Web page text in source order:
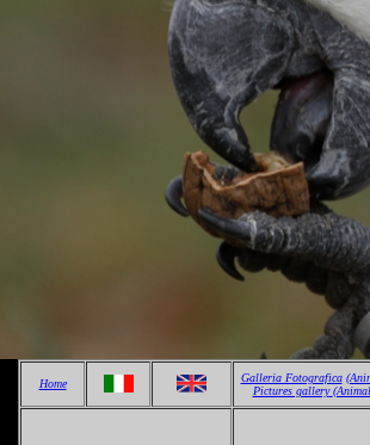
Home Galleria Fotografica
Pictures gallery